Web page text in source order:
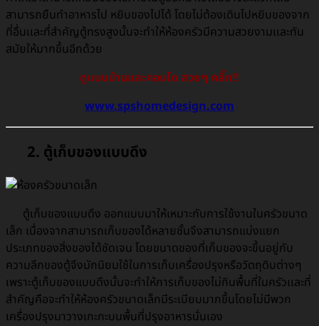
สามารถยืนทำอาหารไป หยิบของไปได้ โดยไม่ต้องเดินไปหยิบของจาก
ที่อื่นเเละที่สำคัญตู้ทรงสูงนั้นจะทำให้ห้องครัวมีความสวยงามเเละทัน
สมัยให้มากขึ้นอีกด้วย
ดูแบบบ้านและคอนโด สวยๆ คลิ๊ก!!
www.spshomedesign.com
2. ตู้เก็บของแบบดึง
ตู้เก็บของแบบดึง ออกแบบมาให้เหมาะกับการใช้งานในครัวขนาด
เล็ก เนื่องจากสามารถเก็บของได้หลายชั้นจึงสามารถแบ่งแยก
ประเภทของสิ่งของได้ชัดเจน โดยขนาดของที่เก็บของจะขึ้นอยู่กับ
ความลึกของตู้จึงมักนิยมใช้ในการเก็บเครื่องปรุงหรือวัตถุดิบต่างๆ
เพราะตู้เก็บของแบบดึงนั้นจะทำให้การเก็บของไม่กินพื้นที่ในครัวเเละที่
สำคัญคือจะทำให้ห้องครัวขนาดเล็กมีระเบียบมากขึ้นโดยไม่มีพวก
เครื่องปรุงมาวางเกะกะบนพื้นที่ปรุงอาหารนั่นเอง